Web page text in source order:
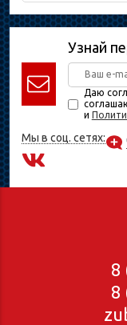
Узнай
Даю
и
Мы в соц. сетях:
8
8